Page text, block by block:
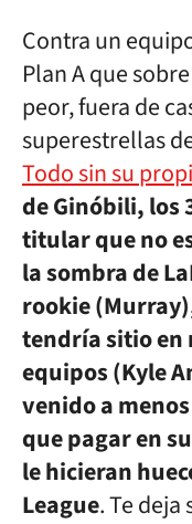
Contra un
Plan A que
peor, fuera de
superestrellas
Todo sin su
de Ginóbili, los
titular que no
la sombra de
rookie
tendría sitio en
equipos (Kyle
venido a
que pagar en
le hicieran
League. Te deja